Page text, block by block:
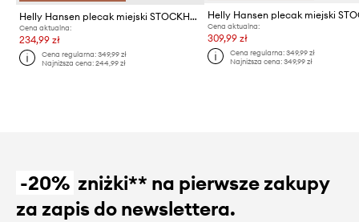
Helly Hansen plecak miejski STOCKHOLM
Cena aktualna:
234,99 zł
Cena regularna:349,99 zł
Najniższa cena:244,99 zł
Cena aktualna:
309,99 zł
Cena regularna: 349,99 zł
Najniższa cena: 349,99 zł
-20% zniżki** na pierwsze zakupy
za zapis do newslettera.